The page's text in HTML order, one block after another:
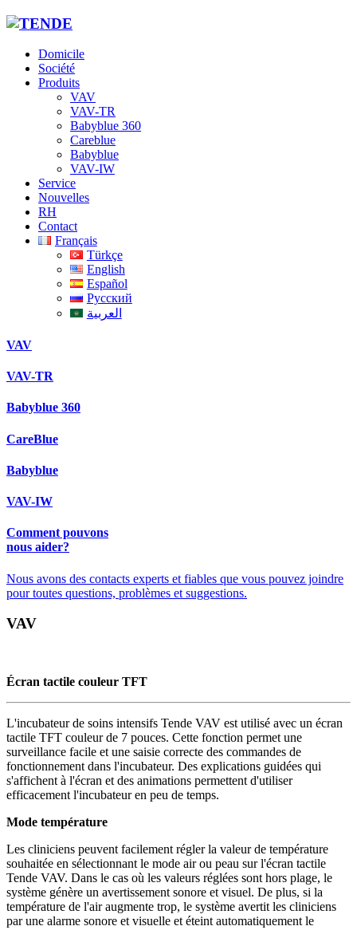
Domicile
Société
Produits
VAV
VAV-TR
Babyblue 360
Careblue
Babyblue
VAV-IW
Service
Nouvelles
RH
Contact
Français
Türkçe
English
Español
Русский
العربية
VAV
VAV-TR
Babyblue 360
CareBlue
Babyblue
VAV-IW
Comment pouvons
nous aider?
Nous avons des contacts experts et fiables que vous pouvez joindre
pour toutes questions, problèmes et suggestions.
VAV
Écran tactile couleur TFT
L'incubateur de soins intensifs Tende VAV est utilisé avec un écran
tactile TFT couleur de 7 pouces. Cette fonction permet une
surveillance facile et une saisie correcte des commandes de
fonctionnement dans l'incubateur. Des explications guidées qui
s'affichent à l'écran et des animations permettent d'utiliser
efficacement l'incubateur en peu de temps.
Mode température
Les cliniciens peuvent facilement régler la valeur de température
souhaitée en sélectionnant le mode air ou peau sur l'écran tactile
Tende VAV. Dans le cas où les valeurs réglées sont hors plage, le
système génère un avertissement sonore et visuel. De plus, si la
température de l'air augmente trop, le système avertit les cliniciens
par une alarme sonore et visuelle et éteint automatiquement le